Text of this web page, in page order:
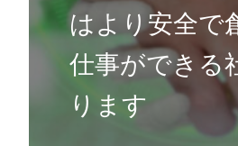
はより安全で
仕事ができる
ります